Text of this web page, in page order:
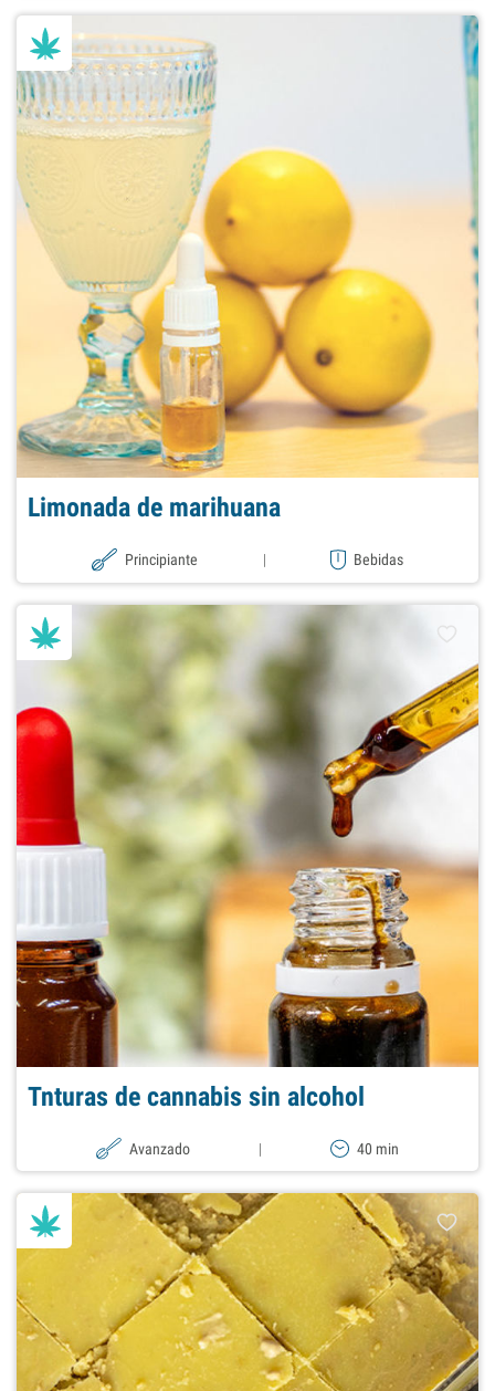
Limonada de marihuana
Principiante | Bebidas
Tnturas de cannabis sin alcohol
Avanzado | 40 min